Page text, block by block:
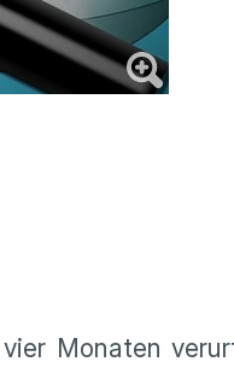
Monaten